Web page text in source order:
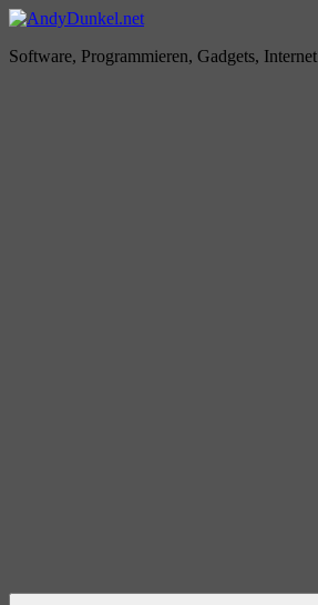
Zum
springen
AndyDunkel.net
Software, Programmieren, Gadgets, Internet